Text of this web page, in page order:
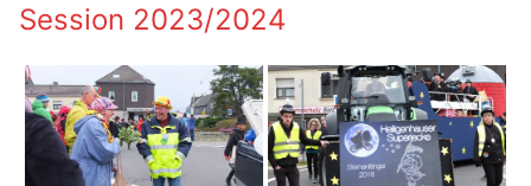
Session 2023/2024